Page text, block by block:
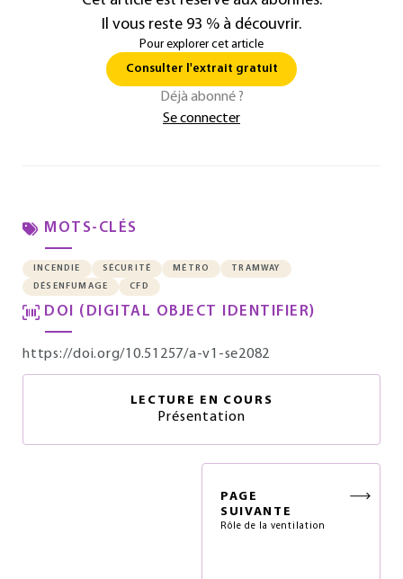
Il vous reste 93 % à découvrir.
Pour explorer cet article
Consulter l'extrait gratuit
Déjà abonné ?
Se connecter
MOTS-CLÉS
INCENDIE SÉCURITÉ MÉTRO
TRAMWAY
DÉSENFUMAGE
CFD
DOI (DIGITAL OBJECT IDENTIFIER)
https://doi.org/10.51257/a-v1-se2082
LECTURE EN COURS
Présentation
PAGE
SUIVANTE
Rôle de la ventilation